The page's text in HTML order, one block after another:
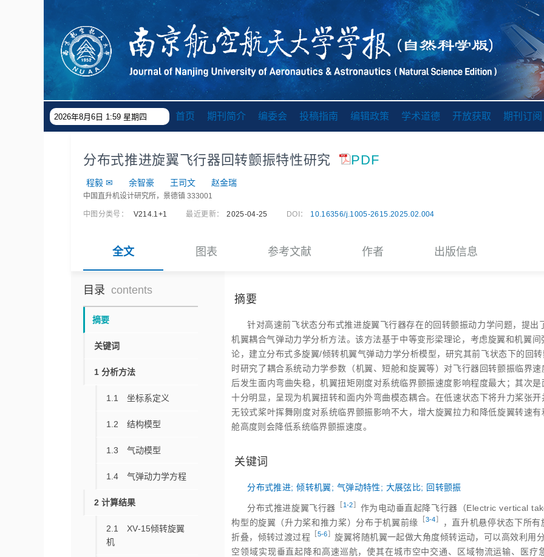
2026年8月6日 1:59 星期四 首页 期刊简介 编委会 投稿指南 编辑政策 学术道德 开放获取 期刊订阅
分布式推进旋翼飞行器回转颤振特性研究 PDF
程毅 ✉ 余智豪 王司文 赵金瑞
中国直升机设计研究所，景德镇 333001
中图分类号： V214.1+1 最近更新： 2025-04-25 DOI： 10.16356/j.1005-2615.2025.02.004
全文 图表 参考文献 作者 出版信息
目录 contents
摘要
关键词
1 分析方法
1.1 坐标系定义
1.2 结构模型
1.3 气动模型
1.4 气弹动力学方程
2 计算结果
2.1 XV‑15倾转旋翼
机
摘要
针对高速前飞状态分布式推进旋翼飞行器存在的回转颤振动力学问题，提
机翼耦合气弹动力学分析方法。该方法基于中等变形梁理论，考虑旋翼和机翼
论，建立分布式多旋翼/倾转机翼气弹动力学分析模型，研究其前飞状态下的回
时研究了耦合系统动力学参数（机翼、短舱和旋翼等）对飞行器回转颤振临界
后发生面内弯曲失稳，机翼扭矩刚度对系统临界颤振速度影响程度最大；其次
十分明显，呈现为机翼扭转和面内外弯曲模态耦合。在低速状态下将升力桨张
无铰式桨叶挥舞刚度对系统临界颤振影响不大，增大旋翼拉力和降低旋翼转速
舱高度则会降低系统临界颤振速度。
关键词
分布式推进;倾转机翼; 气弹动特性; 大展弦比; 回转颤振
分布式推进旋翼飞行器 1‑2
作为电动垂直起降飞行器（Electric vertical
构型的旋翼（升力桨和推力桨）分布于机翼前缘 3‑4
，直升机悬停状态下所
折叠，倾转过渡过程 5‑6 ］旋翼将随机翼一起做大角度倾转运动，可以高效利用
空领域实现垂直起降和高速巡航，使其在城市空中交通、区域物流运输、医疗